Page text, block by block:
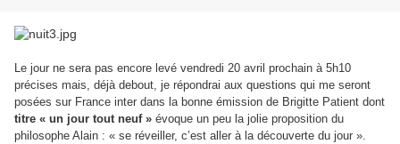
Le jour ne sera pas encore levé vendredi 20 avril prochain à 5h10
précises mais, déjà debout, je répondrai aux questions qui me seront
posées sur France inter dans la bonne émission de Brigitte Patient dont
titre « un jour tout neuf » évoque un peu la jolie proposition du
philosophe Alain : « se réveiller, c’est aller à la découverte du jour ».